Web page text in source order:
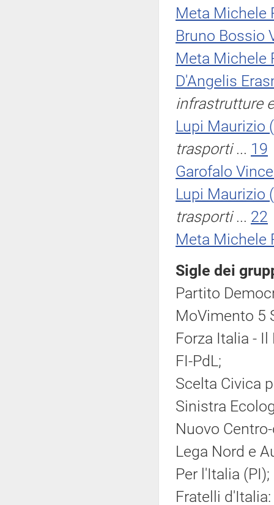
Meta Michele
Bruno Bossio
Meta Michele
D'Angelis
infrastrutture
Lupi Maurizio
trasporti... 19
Garofalo
Lupi Maurizio
trasporti... 22
Meta Michele
Sigle dei
Partito
MoVimento 5
Forza Italia -
FI-PdL;
Scelta Civica
Sinistra
Nuovo
Lega Nord e
Per l'Italia (PI);
Fratelli d'Italia: